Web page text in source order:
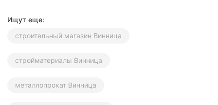
Черкассы
Черновцы
Сумы
Ивано-
Франковск
Ищут еще:
строительный магазин Винница
стройматериалы Винница
металлопрокат Винница